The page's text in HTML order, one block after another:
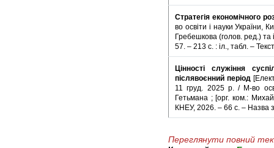
Стратегія економічного
во освіти і науки України,
Гребешкова (голов. ред.) та
57. – 213 с. : іл., табл. –
Цінності служіння
післявоєнний період
11 груд. 2025 р. / М-во
Гетьмана ; [орг. ком.:
КНЕУ, 2026. – 66 с. – Назва
Переглянути повний